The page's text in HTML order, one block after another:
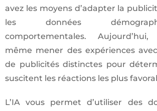
avez les moyens d’adapter la
les données
comportementales.
même mener des expériences
de publicités distinctes pour
suscitent les réactions les plus
L’IA vous permet d’utiliser des